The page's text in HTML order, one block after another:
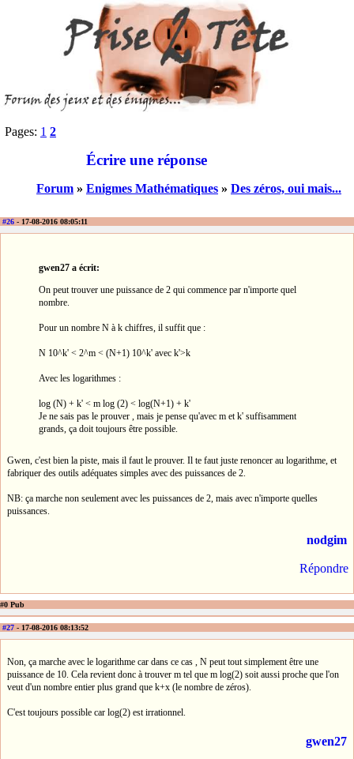
Pages: 1 2
Écrire une réponse
Forum » Enigmes Mathématiques » Des zéros, oui mais...
#26 - 17-08-2016 08:05:11
gwen27 a écrit:
On peut trouver une puissance de 2 qui commence par n'importe quel
nombre.
Pour un nombre N à k chiffres, il suffit que :
N 10^k' < 2^m < (N+1) 10^k' avec k'>k
Avec les logarithmes :
log (N) + k' < m log (2) < log(N+1) + k'
Je ne sais pas le prouver , mais je pense qu'avec m et k' suffisamment
grands, ça doit toujours être possible.
Gwen, c'est bien la piste, mais il faut le prouver. Il te faut juste renoncer au logarithme, et
fabriquer des outils adéquates simples avec des puissances de 2.
NB: ça marche non seulement avec les puissances de 2, mais avec n'importe quelles
puissances.
nodgim
Répondre
#0 Pub
#27 - 17-08-2016 08:13:52
Non, ça marche avec le logarithme car dans ce cas , N peut tout simplement être une
puissance de 10. Cela revient donc à trouver m tel que m log(2) soit aussi proche que l'on
veut d'un nombre entier plus grand que k+x (le nombre de zéros).
C'est toujours possible car log(2) est irrationnel.
gwen27